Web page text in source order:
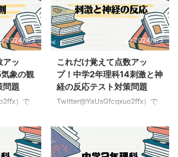
いいほど
方や気温
テスト対
言葉と公
露気中
気と湯気
えな
の（気
する分野はテストでも必ずと言っ
ていいほど出題されるて必要な言
葉や計算方法を理解してテスト対
策していこう ここでは語句の意
味や圧力の計算ができるようにな
ればOKだよ 圧力 圧力→力が面に
はたらく時、その面を垂直に押す
力の大きさのことだよ圧力の単位
はPa（パスカル）【圧力を求め
力がはたらく面積（m2）【計算
...
2024/6/3
アッ
象の観
問題
）で
て点数ア
激と神経
象に関
2024/6/3
これだけ覚えて点数アッ
プ！中学2年理科14刺激と神
経の反応テスト対策問題
Twitter@YaUsGfcqxuo2ffx）で
回の記事はこちらこれだけ覚えて
点数アップ！中学2年理科13血液
のはたらきとじん臓のはたらき排